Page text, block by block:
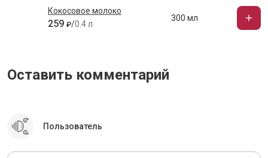
Кокосовое молоко
259 ₽/0.4 л
300 мл
Оставить комментарий
Пользователь